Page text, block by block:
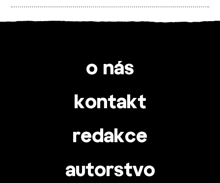
o nás
kontakt
redakce
autorstvo